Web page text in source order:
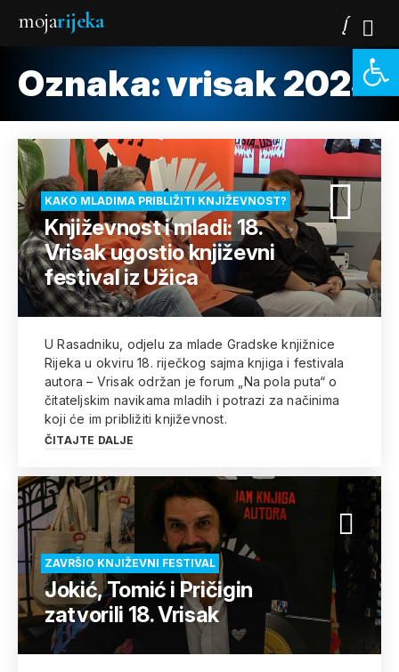
mojarijeka
Oznaka:vrisak 2025
KAKO MLADIMA PRIBLIŽITI KNJIŽEVNOST?
Književnost i mladi: 18.
Vrisak ugostio književni
festival iz Užica
U Rasadniku, odjelu za mlade Gradske knjižnice
Rijeka u okviru 18. riječkog sajma knjiga i festivala
autora – Vrisak održan je forum „Na pola puta“ o
čitateljskim navikama mladih i potrazi za načinima
koji će im približiti književnost.
ČITAJTE DALJE
ZAVRŠIO KNJIŽEVNI FESTIVAL
Jokić, Tomić i Pričigin
zatvorili 18. Vrisak